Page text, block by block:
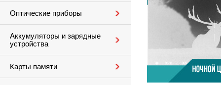
Оптические приборы
Аккумуляторы и зарядные
устройства
Карты памяти